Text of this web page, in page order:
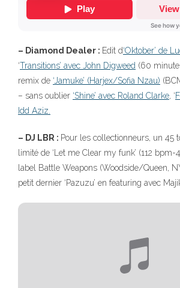
– Diamond Dealer : Edit d‘Oktober’ de
‘Transitions’ avec John Digweed (60
remix de ‘Jamuke’ (Harjex/Sofia Nzau)
– sans oublier ‘Shine’ avec Roland Clarke , ‘
Idd Aziz.
– DJ LBR : Pour les collectionneurs, un 45
limité de ‘Let me Clear my funk’ (112
label Battle Weapons (Woodside/Queen,
petit dernier ‘Pazuzu’ en featuring avec